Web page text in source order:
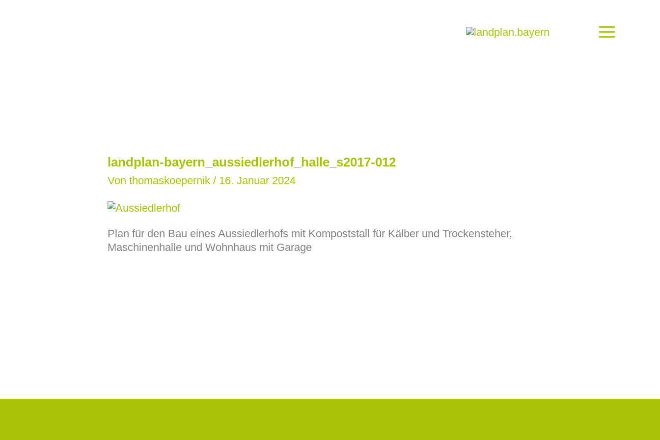
landplan-bayern_aussiedlerhof_halle_s2017-012
Von thomaskoepernik / 16. Januar 2024
Plan für den Bau eines Aussiedlerhofs mit Kompoststall für Kälber und Trockensteher,
Maschinenhalle und Wohnhaus mit Garage